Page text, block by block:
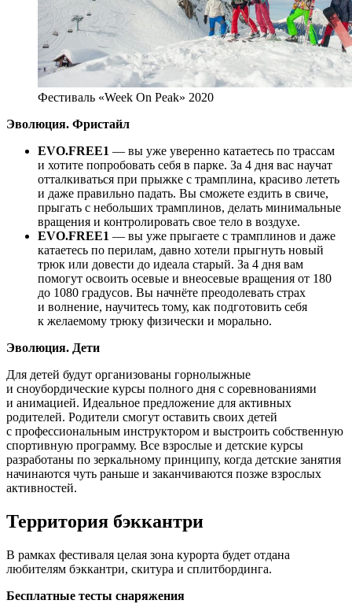
Фестиваль «Week On Peak» 2020
Эволюция. Фристайл
EVO.FREE1 — вы уже уверенно катаетесь по трассам
и хотите попробовать себя в парке. За 4 дня вас научат
отталкиваться при прыжке с трамплина, красиво лететь
и даже правильно падать. Вы сможете ездить в свиче,
прыгать с небольших трамплинов, делать минимальные
вращения и контролировать свое тело в воздухе.
EVO.FREE1 — вы уже прыгаете с трамплинов и даже
катаетесь по перилам, давно хотели прыгнуть новый
трюк или довести до идеала старый. За 4 дня вам
помогут освоить осевые и внеосевые вращения от 180
до 1080 градусов. Вы начнёте преодолевать страх
и волнение, научитесь тому, как подготовить себя
к желаемому трюку физически и морально.
Эволюция. Дети
Для детей будут организованы горнолыжные
и сноубордические курсы полного дня с соревнованиями
и анимацией. Идеальное предложение для активных
родителей. Родители смогут оставить своих детей
с профессиональным инструктором и выстроить собственную
спортивную программу. Все взрослые и детские курсы
разработаны по зеркальному принципу, когда детские занятия
начинаются чуть раньше и заканчиваются позже взрослых
активностей.
Территория бэккантри
В рамках фестиваля целая зона курорта будет отдана
любителям бэккантри, скитура и сплитбординга.
Бесплатные тесты снаряжения